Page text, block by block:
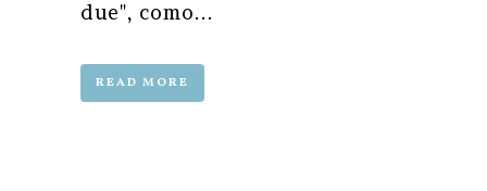
due", como...
READ MORE